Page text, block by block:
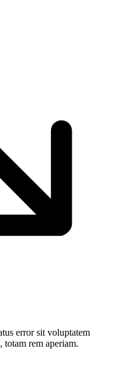
error sit voluptatem
totam rem aperiam.